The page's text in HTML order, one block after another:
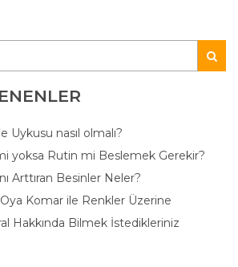
Uykusu nasıl olmalı?
yoksa Rutin mi Beslemek Gerekir?
Arttıran Besinler Neler?
Oya Komar ile Renkler Üzerine
Hakkında Bilmek İstedikleriniz